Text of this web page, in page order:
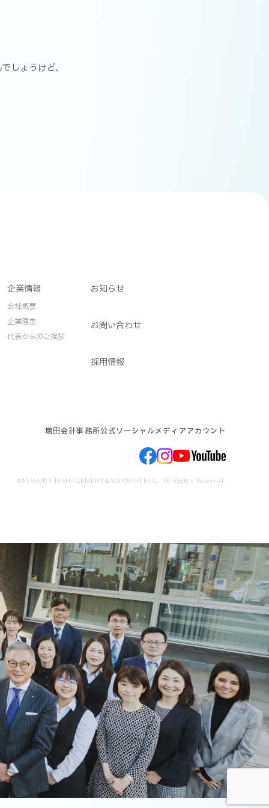
しょうけど、
企業情報
会社概要
企業理念
代表からのご挨拶
お知らせ
お問い合わせ
採用情報
増田会計事務所公式ソーシャルメディアアカウント
©MASUDA MANAGEMENT&ACCOUNTING. All Rights Reserved.